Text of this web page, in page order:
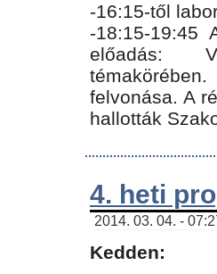
-16:15-től
-18:15-19:45
előadás:
felvonása. A
hallották
4. heti
2014. 03. 04. -
Kedden: